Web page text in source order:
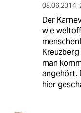
08.06.2014,
Der
wie
man
angehört.
hier